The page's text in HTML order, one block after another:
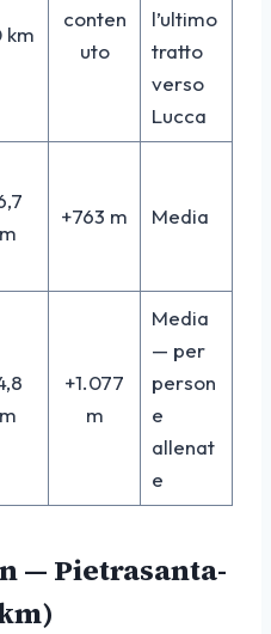
km
conten
uto
l’ultimo
tratto
verso
Lucca
+763 m Media
+1.077
m
Media
— per
person
e
allenat
e
— Pietrasanta-